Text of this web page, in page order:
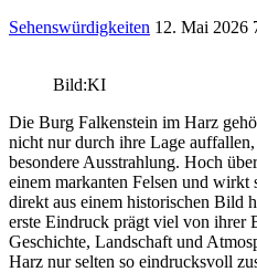
Sehenswürdigkeiten 12. Mai 2026
Bild:KI
Die Burg Falkenstein im Harz
nicht nur durch ihre Lage
besondere Ausstrahlung. Hoch
einem markanten Felsen und wirkt
direkt aus einem historischen Bild
erste Eindruck prägt viel von ihrer
Geschichte, Landschaft und
Harz nur selten so eindrucksvoll